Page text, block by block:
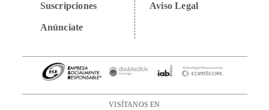
Suscripciones
Anúnciate
Aviso Legal
VISÍTANOS EN